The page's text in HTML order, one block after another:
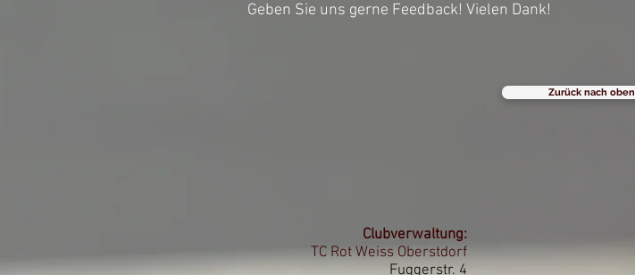
Geben Sie uns gerne Feedback! Vielen Dank!
Zurück nach oben
Clubverwaltung:
TC Rot Weiss Oberstdorf
Fuggerstr. 4